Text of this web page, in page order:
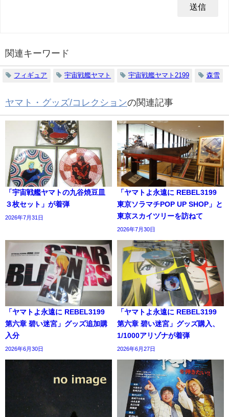
関連キーワード
フィギュア 宇宙戦艦ヤマト 宇宙戦艦ヤマト2199 森雪
ヤマト・グッズ/コレクションの関連記事
「宇宙戦艦ヤマトの九谷焼豆皿
３枚セット」が着弾
2026年7月31日
「ヤマトよ永遠に REBEL3199
東京ソラマチPOP UP SHOP」と
東京スカイツリーを訪ねて
2026年7月30日
「ヤマトよ永遠に REBEL3199
第六章 碧い迷宮」グッズ追加購
入分
2026年6月30日
「ヤマトよ永遠に REBEL3199
第六章 碧い迷宮」グッズ購入、
1/1000アリゾナが着弾
2026年6月27日